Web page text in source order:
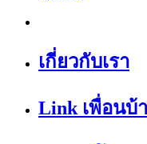
เกี่ยวกับเรา
Link เพื่อนบ้